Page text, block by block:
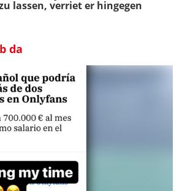
lassen, verriet er hingegen
da